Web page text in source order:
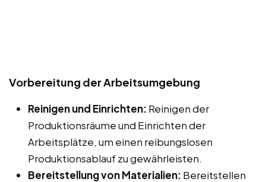
Vorbereitung der Arbeitsumgebung
Reinigen und Einrichten: Reinigen der
Produktionsräume und Einrichten der
Arbeitsplätze, um einen reibungslosen
Produktionsablauf zu gewährleisten.
Bereitstellung von Materialien: Bereitstellen